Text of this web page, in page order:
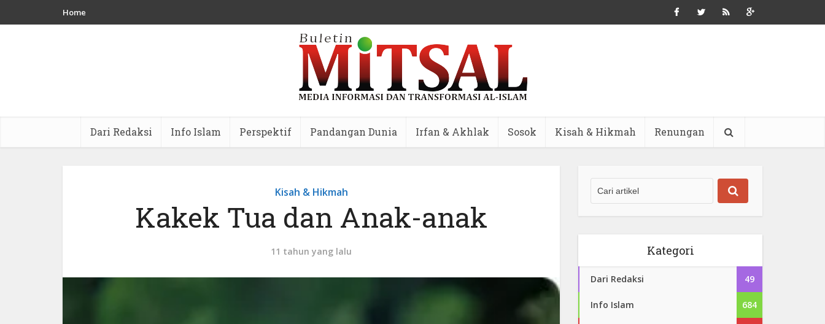
Home
Dari Redaksi Info Islam Perspektif Pandangan Dunia Irfan & Akhlak Sosok Kisah & Hikmah Renungan
Kisah & Hikmah
Kakek Tua dan Anak-anak
11 tahun yang lalu Kategori
Dari Redaksi 49
Info Islam 684